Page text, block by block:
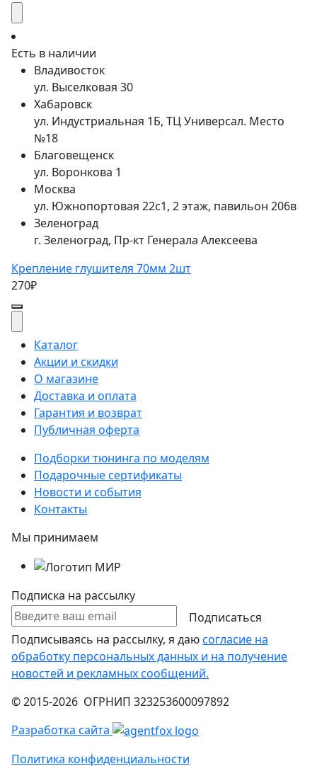
Есть в наличии
Владивосток
ул. Выселковая 30
Хабаровск
ул. Индустриальная 1Б, ТЦ Универсал. Место
№18
Благовещенск
ул. Воронкова 1
Москва
ул. Южнопортовая 22с1, 2 этаж, павильон 206в
Зеленоград
г. Зеленоград, Пр-кт Генерала Алексеева
Крепление глушителя 70мм 2шт
270₽
Каталог
Акции и скидки
О магазине
Доставка и оплата
Гарантия и возврат
Публичная оферта
Подборки тюнинга по моделям
Подарочные сертификаты
Новости и события
Контакты
Мы принимаем
Подписка на рассылку
Подписаться
Подписываясь на рассылку, я даюсогласие на
обработку персональных данных и на получение
новостей и рекламных сообщений.
© 2015-2026 ОГРНИП 323253600097892
Разработка сайта
Политика конфиденциальности